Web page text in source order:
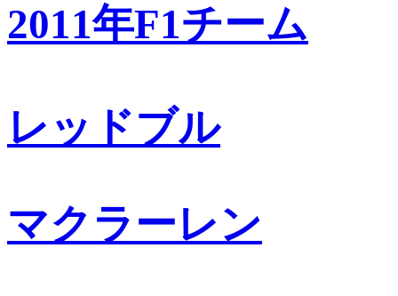
2011年F1チーム
レッドブル
マクラーレン